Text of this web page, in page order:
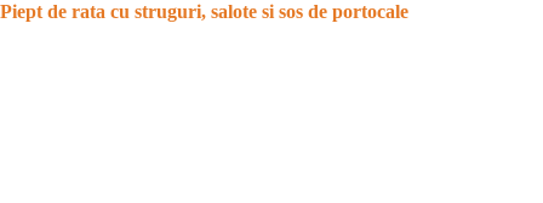
Piept de rata cu struguri, salote si sos de portocale